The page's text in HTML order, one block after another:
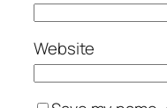
Website